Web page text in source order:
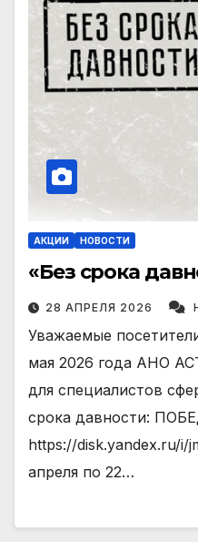
АКЦИИ НОВОСТИ
«Без срока
28 АПРЕЛЯ 2026
Уважаемые
мая 2026 года АНО
для специалистов
срока давности:
https://disk.yandex.ru/i/
апреля по 22…